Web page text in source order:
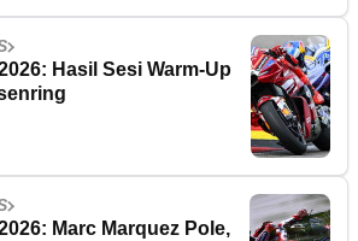
Hasil Sesi Warm-Up
Marc Marquez Pole,